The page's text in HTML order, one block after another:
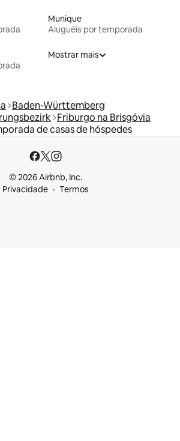
Munique
Aluguéis por temporada
Mostrar mais
Baden-Württemberg
Friburgo na Brisgóvia
de casas de hóspedes
© 2026 Airbnb, Inc.
Privacidade
Termos